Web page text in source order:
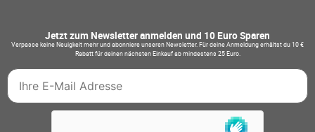
Jetzt zum Newsletter anmelden und 10 Euro Sparen
Verpasse keine Neuigkeit mehr und abonniere unseren Newsletter. Für deine Anmeldung erhältst du 10 €
Rabatt für deinen nächsten Einkauf ab mindestens 25 Euro.